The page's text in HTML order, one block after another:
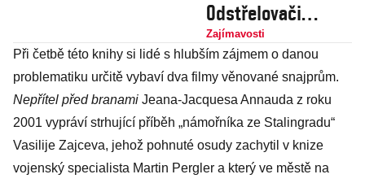
Odstřelovači
Sovětského svazu
z války v
Afghánistánu
Zajímavosti
Při četbě této knihy si lidé s hlubším zájmem o danou
problematiku určitě vybaví dva filmy věnované snajprům.
Nepřítel před branami Jeana-Jacquesa Annauda z roku
2001 vypráví strhující příběh „námořníka ze Stalingradu“
Vasilije Zajceva, jehož pohnuté osudy zachytil v knize
vojenský specialista Martin Pergler a který ve městě na